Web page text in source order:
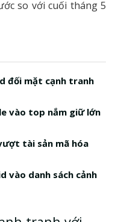
so với cuối tháng 5
đối mặt cạnh tranh
vào top nắm giữ lớn
tài sản mã hóa
vào danh sách cảnh